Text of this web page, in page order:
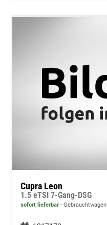
Cupra Leon
1.5 eTSI 7-Gang-DSG
sofort lieferbar Gebrauchtwagen